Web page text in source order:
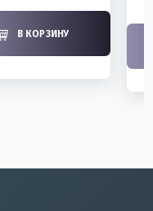
В КОРЗИНУ